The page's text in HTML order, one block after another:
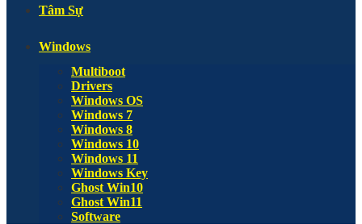
Tâm Sự
Windows
Multiboot
Drivers
Windows OS
Windows 7
Windows 8
Windows 10
Windows 11
Windows Key
Ghost Win10
Ghost Win11
Software